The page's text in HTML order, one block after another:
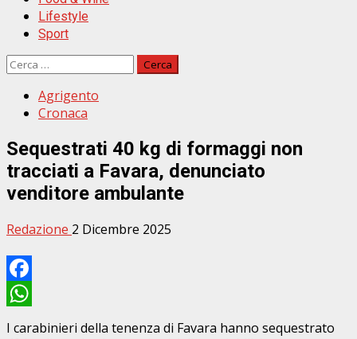
Lifestyle
Sport
Ricerca
Agrigento
Cronaca
Sequestrati 40 kg di formaggi non
tracciati a Favara, denunciato
venditore ambulante
Redazione 2 Dicembre 2025
Facebook
WhatsApp
I carabinieri della tenenza di Favara hanno sequestrato